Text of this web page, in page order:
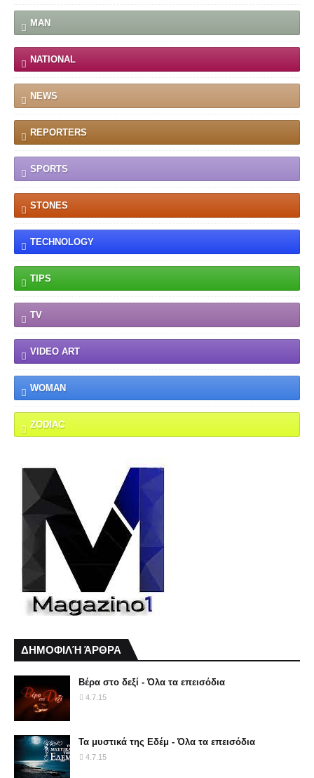
MAN
NATIONAL
NEWS
REPORTERS
SPORTS
STONES
TECHNOLOGY
TIPS
TV
VIDEO ART
WOMAN
ZODIAC
ΔΗΜΟΦΙΛΉ ΆΡΘΡΑ
Βέρα στο δεξί - Όλα τα επεισόδια
4.7.15
Τα μυστικά της Εδέμ - Όλα τα επεισόδια
4.7.15